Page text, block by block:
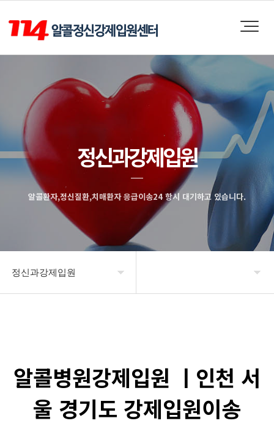
정신과강제입원
알콜환자,정신질환,치매환자 응급이송24 항시 대기하고 있습니다.
정신과강제입원
강제입원절차
정신과강제입원
알콜병원강제입원 ㅣ인천 서
울 경기도 강제입원이송